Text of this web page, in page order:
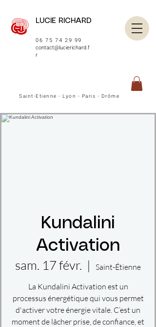
LUCIE RICHARD
06 75 74 29 99
contact@lucierichard.f
r
Saint-Etienne - Lyon - Paris - Drôme
Kundalini
Activation
sam. 17 févr.
  |
Saint-Étienne
La Kundalini Activation est un
processus énergétique qui vous permet
d'activer votre énergie vitale. C’est un
moment de lâcher prise, de confiance, et